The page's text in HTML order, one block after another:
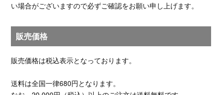
い場合がございますので必ずご確認をお願い申し上げます。
販売価格
販売価格は税込表示となっております。
送料は全国一律680円となります。